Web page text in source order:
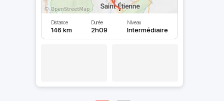
Distance
146 km
Durée
2h09
Niveau
Intermédiaire